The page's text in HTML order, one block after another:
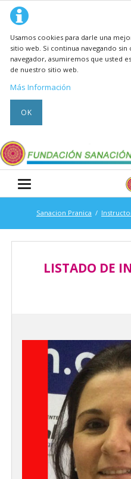
Usamos cookies para darle una
sitio web. Si continua navegando
navegador, asumiremos que usted
de nuestro sitio web.
Más Información
OK
Sanacion Pranica
LISTADO DE